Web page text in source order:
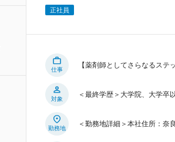
正社員
仕事
【薬剤師としてさらなるス
対象
＜最終学歴＞大学院、大学卒
勤務地
＜勤務地詳細＞本社住所：奈